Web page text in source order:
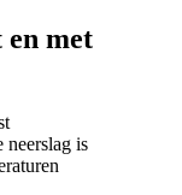
en met
neerslag is